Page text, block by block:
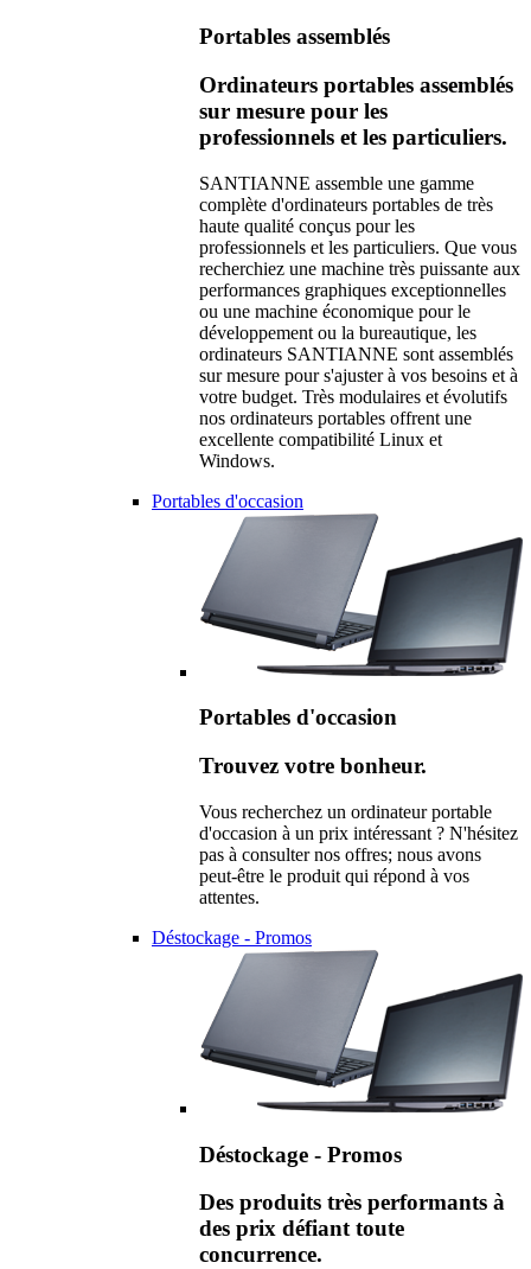
Portables assemblés
Ordinateurs portables assemblés
sur mesure pour les
professionnels et les particuliers.
SANTIANNE assemble une gamme
complète d'ordinateurs portables de très
haute qualité conçus pour les
professionnels et les particuliers. Que vous
recherchiez une machine très puissante aux
performances graphiques exceptionnelles
ou une machine économique pour le
développement ou la bureautique, les
ordinateurs SANTIANNE sont assemblés
sur mesure pour s'ajuster à vos besoins et à
votre budget. Très modulaires et évolutifs
nos ordinateurs portables offrent une
excellente compatibilité Linux et
Windows.
Portables d'occasion
Portables d'occasion
Trouvez votre bonheur.
Vous recherchez un ordinateur portable
d'occasion à un prix intéressant ? N'hésitez
pas à consulter nos offres; nous avons
peut-être le produit qui répond à vos
attentes.
Déstockage - Promos
Déstockage - Promos
Des produits très performants à
des prix défiant toute
concurrence.